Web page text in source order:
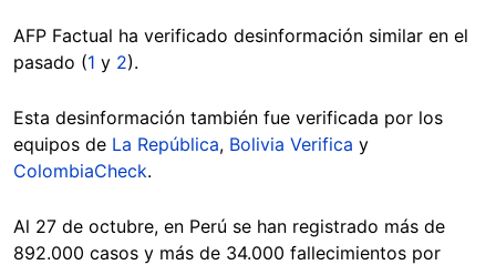
AFP Factual ha verificado desinformación similar en el
pasado (1 y 2).
Esta desinformación también fue verificada por los
equipos de La República, Bolivia Verifica y
ColombiaCheck.
Al 27 de octubre, en Perú se han registrado más de
892.000 casos y más de 34.000 fallecimientos por